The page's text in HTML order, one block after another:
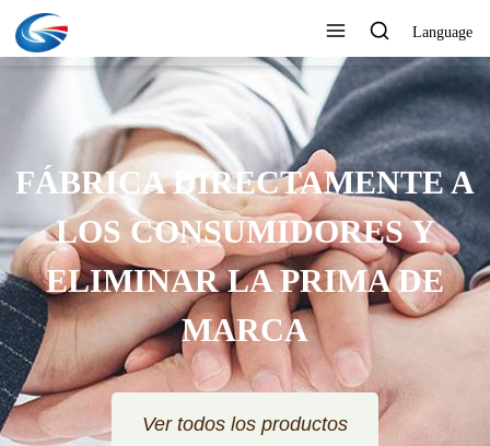
Language
FÁBRICA DIRECTAMENTE A
LOS CONSUMIDORES Y
ELIMINAR LA PRIMA DE
MARCA
Ver todos los productos